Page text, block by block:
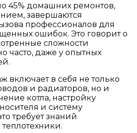
45% домашних ремонтов,
завершаются
профессионалов для
ошибок. Это говорит о
сложности
часто, даже у опытных
включает в себя не только
и радиаторов, но и
котла, настройку
и систему
требует знаний